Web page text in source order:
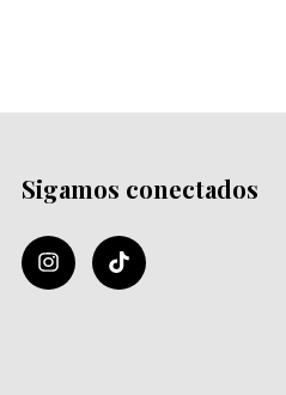
Sigamos conectados